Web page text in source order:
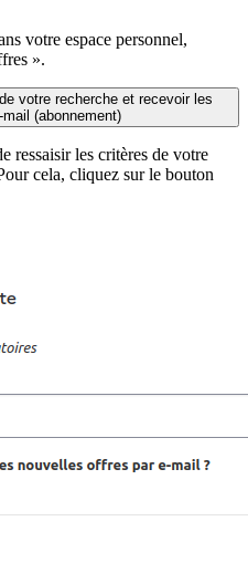
votre espace personnel,
».
votre recherche et recevoir les
(abonnement)
ressaisir les critères de votre
cela, cliquez sur le bouton